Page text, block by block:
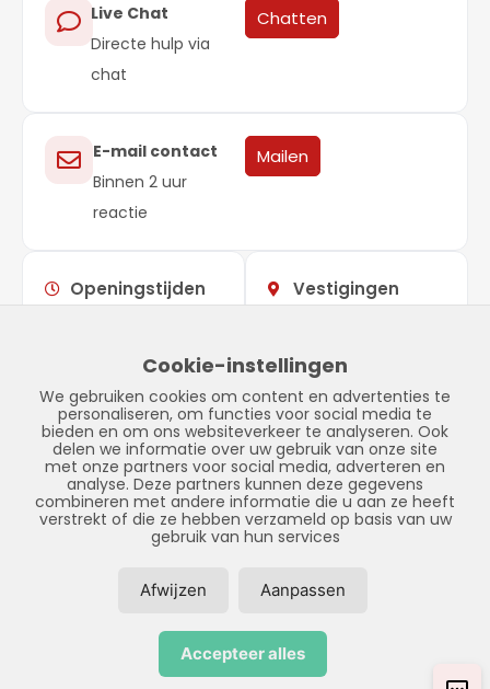
Live Chat
Directe hulp via
chat
Chatten
E-mail contact
Binnen 2 uur
reactie
Mailen
Openingstijden
ZondagGesloten
Vestigingen
Tinnegieter 7
9502 EX Stadskanaal
© Copyright 2026 – LPFS – Privacybeleid–
Sitemap
Realisatie door: SiteOnline
Cookie-instellingen
We gebruiken cookies om content en advertenties te
personaliseren, om functies voor social media te
bieden en om ons websiteverkeer te analyseren. Ook
delen we informatie over uw gebruik van onze site
met onze partners voor social media, adverteren en
analyse. Deze partners kunnen deze gegevens
combineren met andere informatie die u aan ze heeft
verstrekt of die ze hebben verzameld op basis van uw
gebruik van hun services
Afwijzen Aanpassen
Accepteer alles